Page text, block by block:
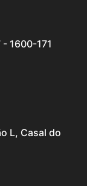
1600-171
L, Casal do